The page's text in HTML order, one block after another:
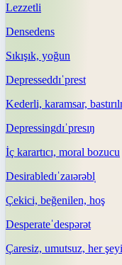
Lezzetli
Densedens
Sıkışık, yoğun
Depresseddɪˈprest
Kederli, karamsar,
Depressingdɪˈpresɪŋ
İç karartıcı, moral bozucu
Desirabledɪˈzaɪərəbl̩
Çekici, beğenilen, hoş
Desperateˈdespərət
Çaresiz, umutsuz, her